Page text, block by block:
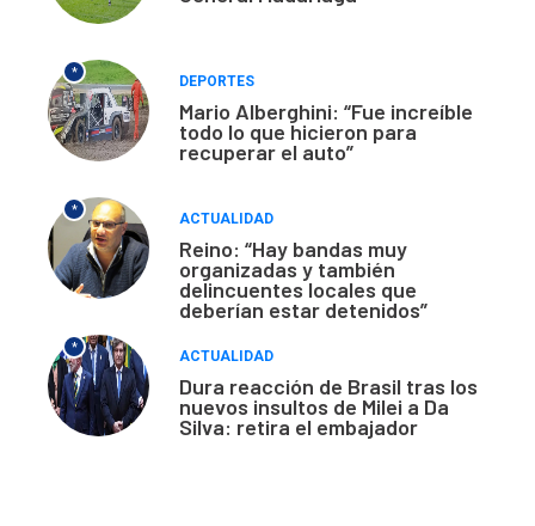
*
DEPORTES
Mario Alberghini: “Fue increíble
todo lo que hicieron para
recuperar el auto”
*
ACTUALIDAD
Reino: “Hay bandas muy
organizadas y también
delincuentes locales que
deberían estar detenidos”
*
ACTUALIDAD
Dura reacción de Brasil tras los
nuevos insultos de Milei a Da
Silva: retira el embajador